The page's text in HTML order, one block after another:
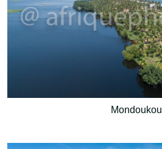
Mondoukou